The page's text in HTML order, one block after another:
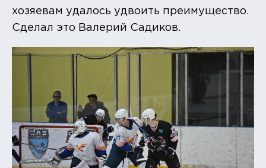
хозяевам удалось удвоить преимущество.
Сделал это Валерий Садиков.